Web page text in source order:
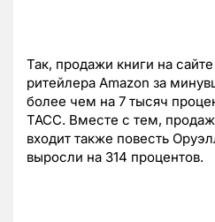
Так, продажи книги на
ритейлера Amazon за
более чем на 7 тысяч
ТАСС. Вместе с тем,
входит также повесть
выросли на 314 процентов.